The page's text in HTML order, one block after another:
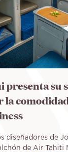
presenta su
diseñadores de
de Air Tahiti